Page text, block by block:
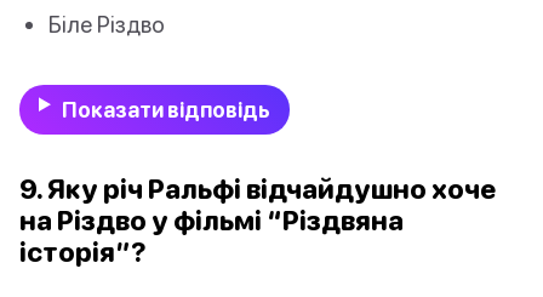
Біле Різдво
Показати відповідь
9. Яку річ Ральфі відчайдушно хоче
на Різдво у фільмі “Різдвяна
історія”?